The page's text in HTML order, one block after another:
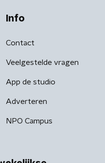
Info
Contact
Veelgestelde vragen
App de studio
Adverteren
NPO Campus